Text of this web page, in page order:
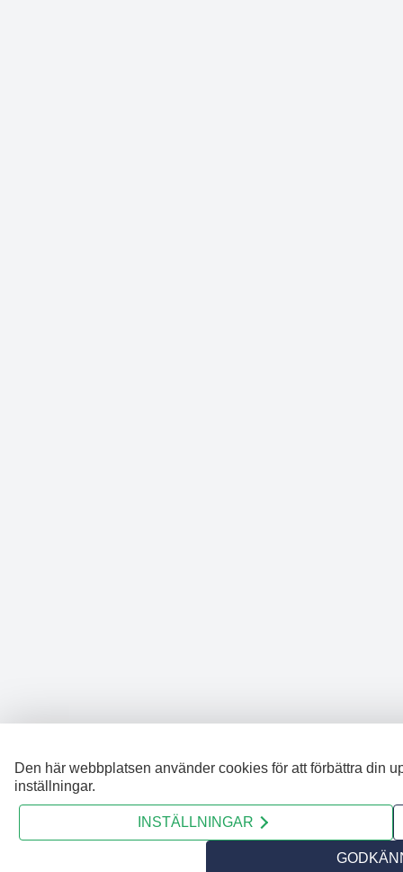
Den här webbplatsen använder cookies för att förbättra din
inställningar.
INSTÄLLNINGAR